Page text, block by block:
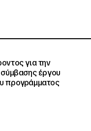
για την
έργου
προγράμματος